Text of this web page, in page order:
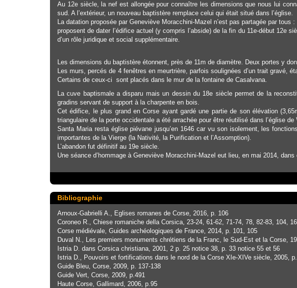
Au 12e siècle, la nef est allongée pour connaître les dimensions que nous lui
sud. A l’extérieur, un nouveau baptistère remplace celui qui était situé dans l’église.
La datation proposée par Geneviève Moracchini-Mazel n’est pas partagée par
proposent de dater l’édifice actuel (y compris l’abside) de la fin du 11e-début 12e
d’un rôle juridique et social supplémentaire.
Les dimensions du baptistère étonnent, près de 11m de diamètre. Deux portes y
Les murs, percés de 4 fenêtres en meurtrière, parfois soulignées d’un trait gravé,
Certains de ceux-ci sont placés dans le mur de la fontaine de Casalvana.
La cuve baptismale a disparu mais un dessin du 18e siècle permet de la
gradins servant de support à la charpente en bois.
Cet édifice, le plus grand en Corse ayant gardé une partie de son élévation
triangulaire de la porte occidentale a été arrachée pour être réutilisé dans l’église de
Santa Maria resta église piévane jusqu’en 1646 car vu son isolement, les
importantes de la Vierge (la Nativité, la Purification et l’Assomption).
L’abandon fut définitif au 19e siècle.
Une séance d’hommage à Geneviève Moracchini-Mazel eut lieu, en mai 2014,
Bibliographie
Arnoux-Gabrielli A., Eglises romanes de Corse, 2016, p. 106
Coroneo R., Chiese romaniche della Corsica, 23-24, 61-62, 71-74, 78, 82-83, 104,
Corse médiévale, Guides archéologiques de France, 2014, p. 101, 105
Duval N., Les premiers monuments chrétiens de la Franc, le Sud-Est et la Corse,
Istria D. dans Corsica christiana, 2001, 2 p. 25 notice 38, p. 33 notice 55 et 56
Istria D., Pouvoirs et fortifications dans le nord de la Corse XIe-XIVe siècle, 2005,
Guide Bleu, Corse, 2009, p. 137-138
Guide Vert, Corse, 2009, p.491
Haute Corse, Gallimard, 2006, p.95